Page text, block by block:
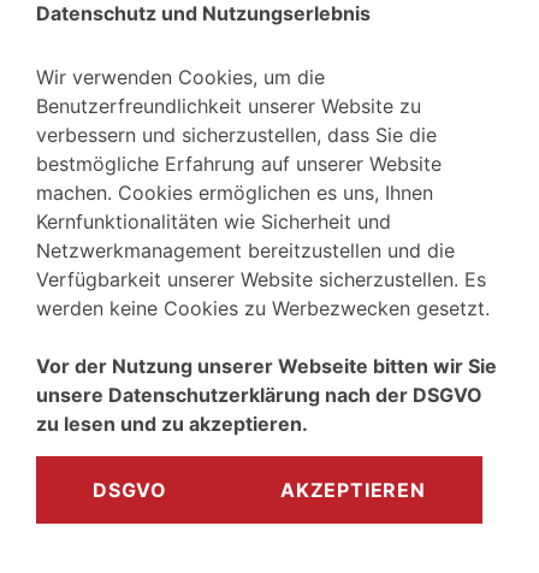
Datenschutz und Nutzungserlebnis
Wir verwenden Cookies, um die
Benutzerfreundlichkeit unserer Website zu
verbessern und sicherzustellen, dass Sie die
bestmögliche Erfahrung auf unserer Website
machen. Cookies ermöglichen es uns, Ihnen
Kernfunktionalitäten wie Sicherheit und
Netzwerkmanagement bereitzustellen und die
Verfügbarkeit unserer Website sicherzustellen. Es
werden keine Cookies zu Werbezwecken gesetzt.
Vor der Nutzung unserer Webseite bitten wir Sie
unsere Datenschutzerklärung nach der DSGVO
zu lesen und zu akzeptieren.
DSGVO AKZEPTIEREN
KALENDER GOOGLE KALENDER
Zurück zum Seitenanfang